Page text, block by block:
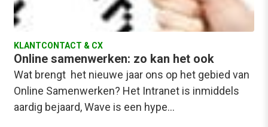
KLANTCONTACT & CX
Online samenwerken: zo kan het ook
Wat brengt het nieuwe jaar ons op het gebied van
Online Samenwerken? Het Intranet is inmiddels
aardig bejaard, Wave is een hype…